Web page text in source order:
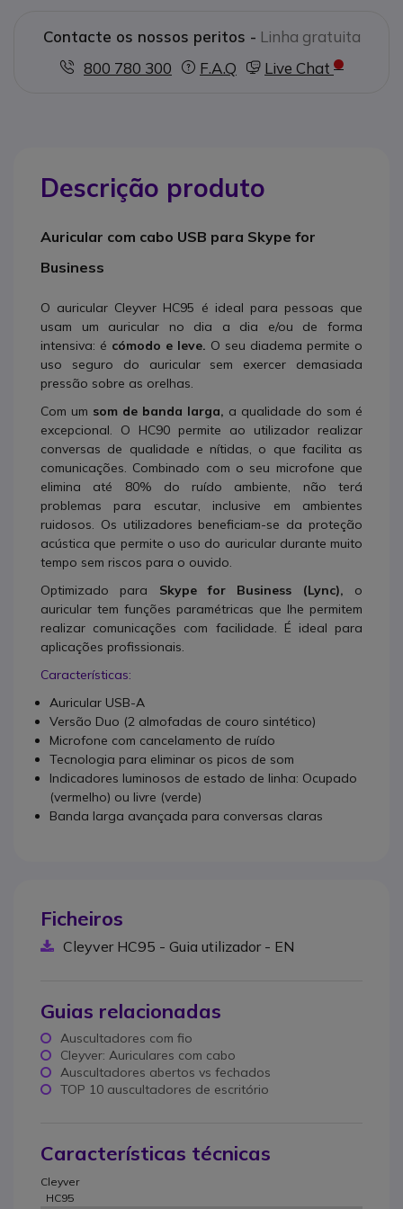
Contacte os nossos peritos - Linha gratuita
800 780 300
F.A.Q Live Chat
Descrição produto
Auricular com cabo USB para Skype for
Business
O auricular Cleyver HC95 é ideal para pessoas que
usam um auricular no dia a dia e/ou de forma
intensiva: é cómodo e leve. O seu diadema permite o
uso seguro do auricular sem exercer demasiada
pressão sobre as orelhas.
Com um som de banda larga, a qualidade do som é
excepcional. O HC90 permite ao utilizador realizar
conversas de qualidade e nítidas, o que facilita as
comunicações. Combinado com o seu microfone que
elimina até 80% do ruído ambiente, não terá
problemas para escutar, inclusive em ambientes
ruidosos. Os utilizadores beneficiam-se da proteção
acústica que permite o uso do auricular durante muito
tempo sem riscos para o ouvido.
Optimizado para Skype for Business (Lync), o
auricular tem funções paramétricas que lhe permitem
realizar comunicações com facilidade. É ideal para
aplicações profissionais.
Características:
Auricular USB-A
Versão Duo (2 almofadas de couro sintético)
Microfone com cancelamento de ruído
Tecnologia para eliminar os picos de som
Indicadores luminosos de estado de linha: Ocupado
(vermelho) ou livre (verde)
Banda larga avançada para conversas claras
Ficheiros
Cleyver HC95 - Guia utilizador - EN
Guias relacionadas
Auscultadores com fio
Cleyver: Auriculares com cabo
Auscultadores abertos vs fechados
TOP 10 auscultadores de escritório
Características técnicas
Cleyver
HC95